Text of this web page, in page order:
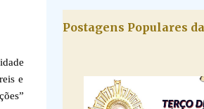
e
Postagens Populares